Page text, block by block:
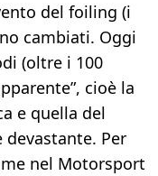
del foiling (i
cambiati. Oggi
(oltre i 100
cioè la
e quella del
Per
nel Motorsport